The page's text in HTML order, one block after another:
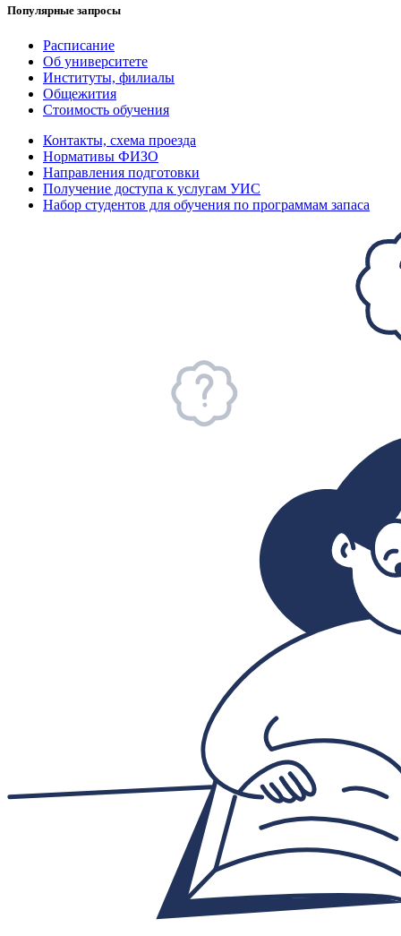
Популярные запросы
Расписание
Об университете
Институты, филиалы
Общежития
Стоимость обучения
Контакты, схема проезда
Нормативы ФИЗО
Направления подготовки
Получение доступа к услугам УИС
Набор студентов для обучения по программам запаса